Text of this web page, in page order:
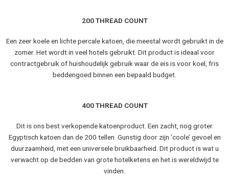
200 THREAD COUNT
Een zeer koele en lichte percale katoen, die meestal wordt gebruikt in de
zomer. Het wordt in veel hotels gebruikt. Dit product is ideaal voor
contractgebruik of huishoudelijk gebruik waar de eis is voor koel, fris
beddengoed binnen een bepaald budget.
400 THREAD COUNT
Dit is ons best verkopende katoenproduct. Een zacht, nog groter
Egyptisch katoen dan de 200 tellen. Gunstig door zijn ‘coole’ gevoel en
duurzaamheid, met een universele bruikbaarheid. Dit product is wat u
verwacht op de bedden van grote hotelketens en het is wereldwijd te
vinden.